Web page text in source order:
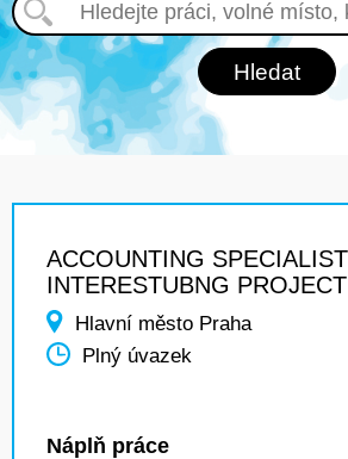
ACCOUNTING
INTERESTUBNG PROJECT
Hlavní město Praha
Plný úvazek
Náplň práce